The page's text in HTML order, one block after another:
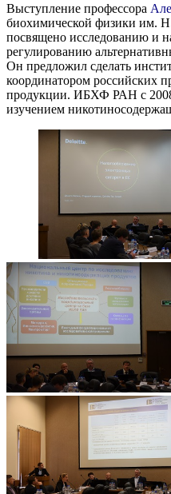
Выступление профессора
биохимической физики им.
посвящено исследованию и
регулированию
Он предложил сделать
координатором российских
продукции. ИБХФ РАН с 2008
изучением